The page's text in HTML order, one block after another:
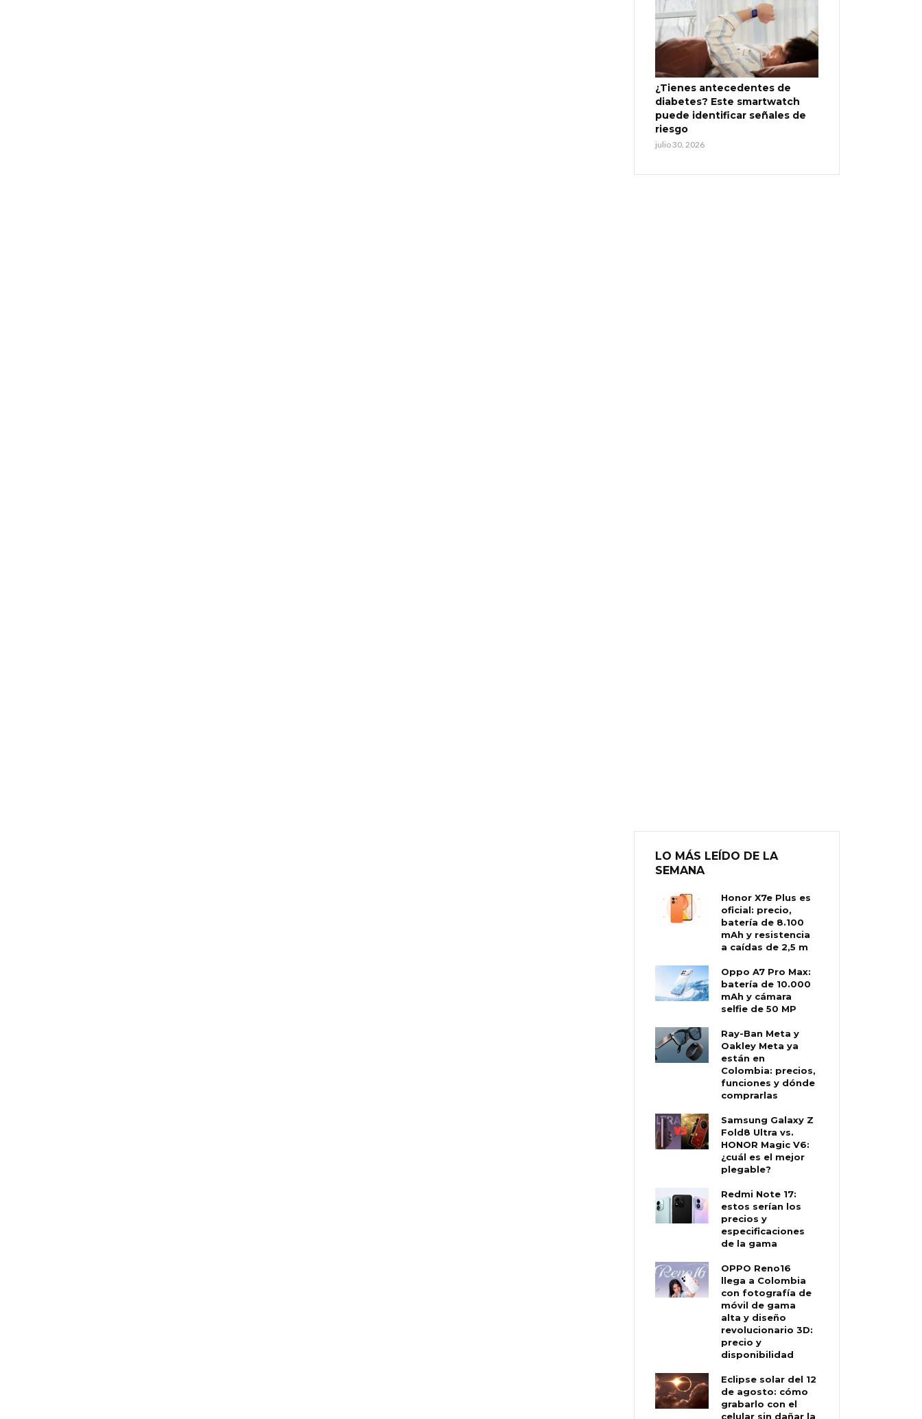
¿Tienes antecedentes de
diabetes? Este smartwatch
puede identificar señales de
riesgo
julio 30, 2026
LO MÁS LEÍDO DE LA
SEMANA
Honor X7e Plus es
oficial: precio,
batería de 8.100
mAh y resistencia
a caídas de 2,5 m
Oppo A7 Pro Max:
batería de 10.000
mAh y cámara
selfie de 50 MP
Ray-Ban Meta y
Oakley Meta ya
están en
Colombia: precios,
funciones y dónde
comprarlas
Samsung Galaxy Z
Fold8 Ultra vs.
HONOR Magic V6:
¿cuál es el mejor
plegable?
Redmi Note 17:
estos serían los
precios y
especificaciones
de la gama
OPPO Reno16
llega a Colombia
con fotografía de
móvil de gama
alta y diseño
revolucionario 3D:
precio y
disponibilidad
Eclipse solar del 12
de agosto: cómo
grabarlo con el
celular sin dañar la